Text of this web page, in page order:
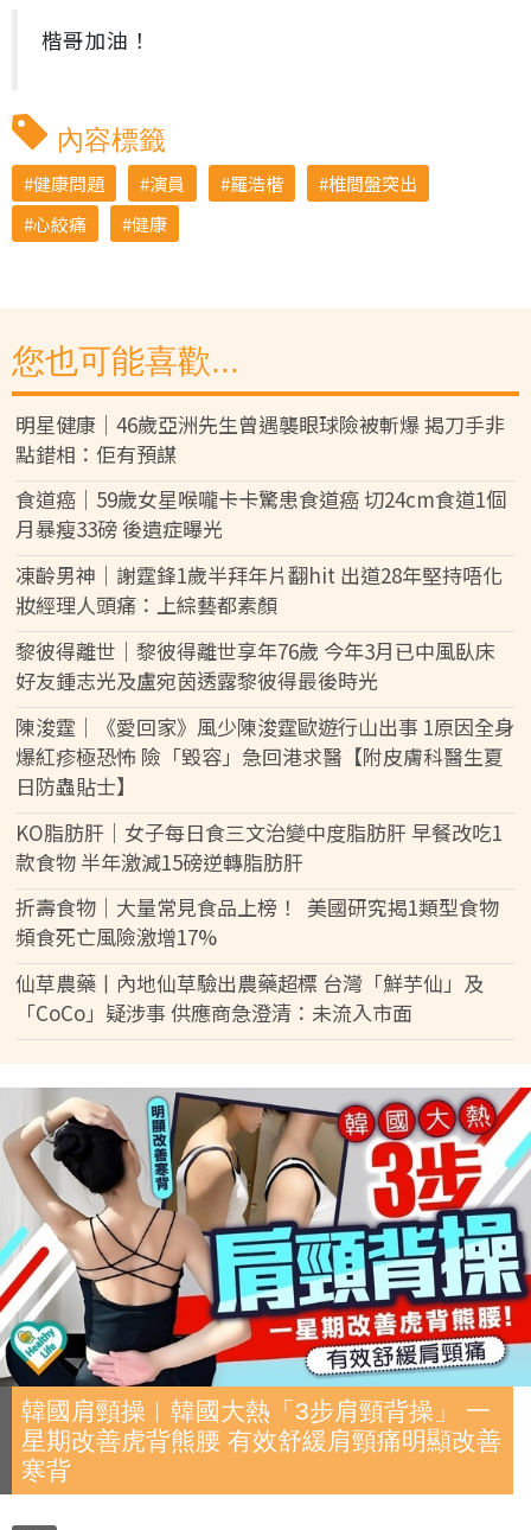
楷哥加油！
內容標籤
健康問題 演員 羅浩楷
椎間盤突出
心絞痛
健康
您也可能喜歡...
明星健康｜46歲亞洲先生曾遇襲眼球險被斬爆 揭刀手非
點錯相：佢有預謀
食道癌｜59歲女星喉嚨卡卡驚患食道癌 切24cm食道1個
月暴瘦33磅 後遺症曝光
凍齡男神｜謝霆鋒1歲半拜年片翻hit 出道28年堅持唔化
妝經理人頭痛：上綜藝都素顏
黎彼得離世｜黎彼得離世享年76歲 今年3月已中風臥床
好友鍾志光及盧宛茵透露黎彼得最後時光
陳浚霆｜《愛回家》風少陳浚霆歐遊行山出事 1原因全身
爆紅疹極恐怖 險「毀容」急回港求醫【附皮膚科醫生夏
日防蟲貼士】
KO脂肪肝｜女子每日食三文治變中度脂肪肝 早餐改吃1
款食物 半年激減15磅逆轉脂肪肝
折壽食物｜大量常見食品上榜！ 美國研究揭1類型食物
頻食死亡風險激增17%
仙草農藥丨內地仙草驗出農藥超標 台灣「鮮芋仙」及
「CoCo」疑涉事 供應商急澄清：未流入市面
韓國肩頸操︱韓國大熱「3步肩頸背操」 一
星期改善虎背熊腰 有效舒緩肩頸痛明顯改善
寒背